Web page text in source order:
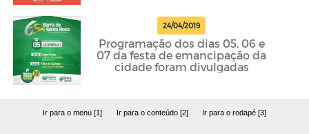
24/04/2019
Programação dos dias 05, 06 e
07 da festa de emancipação da
cidade foram divulgadas
Ir para o menu [1] Ir para o conteúdo [2] Ir para o rodapé [3]